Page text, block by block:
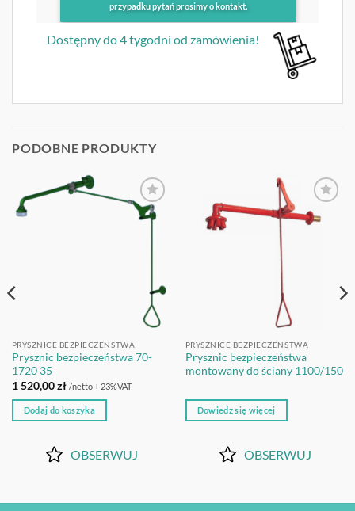
przypadku pytań prosimy o kontakt.
Dostępny do 4 tygodni od zamówienia!
PODOBNE PRODUKTY
OBSERWUJ
PRYSZNICE BEZPIECZEŃSTWA
Prysznic bezpieczeństwa 70-
1720 35
1 520,00zł /netto + 23%VAT
Dodaj do koszyka
OBSERWUJ
OBSERWUJ
PRYSZNICE BEZPIECZEŃSTWA
Prysznic bezpieczeństwa
montowany do ściany 1100/150
Dowiedz się więcej
OBSERWUJ